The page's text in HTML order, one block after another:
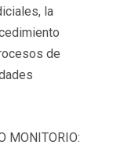
la
de
MONITORIO: